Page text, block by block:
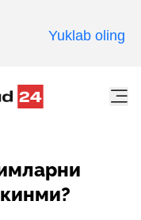
Yuklab oling